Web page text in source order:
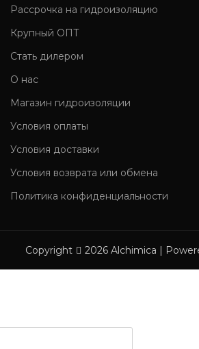
Рассрочка на гидроизоляцию
Крупный ОПТ
Стать дилером
О нас
Магазин гидроизоляции
Условия оплаты
Условия доставки
Условия возврата или обмена
Политика конфиденциальности
Copyright 2026 Alchimica |